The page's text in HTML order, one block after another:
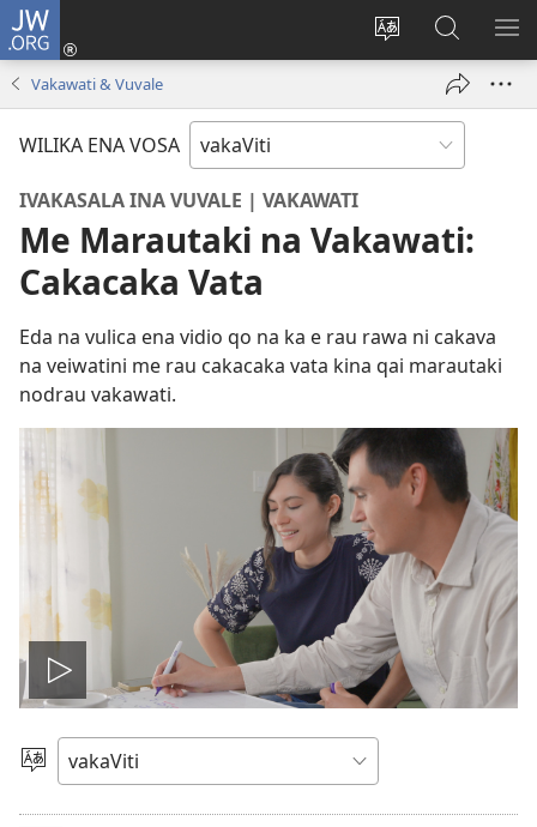
JW.ORG
Veisautaka
Dolava
(opens
Vaqara
ena
JW.ORG
Vakawati & Vuvale
WILIKA ENA VOSA
IVAKASALA INA VUVALE | VAKAWATI
Me Marautaki na Vakawati:
Cakacaka Vata
Eda na vulica ena vidio qo na ka e rau rawa ni cakava
na veiwatini me rau cakacaka vata kina qai marautaki
nodrau vakawati.
Play
video
Vosa